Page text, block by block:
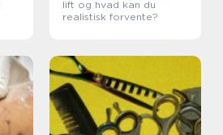
lift og hvad kan du
realistisk forvente?